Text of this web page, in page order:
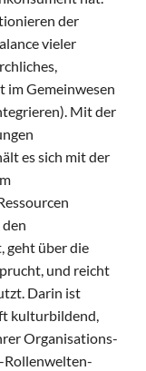
der
vieler
im Gemeinwesen
Mit der
es sich mit der
geht über die
und reicht
Darin ist
kulturbildend,
Organisations-
Rollenwelten-